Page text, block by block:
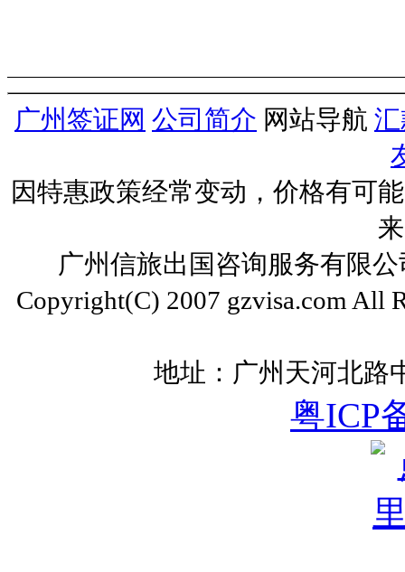
广州签证网 公司简介 网站导航
因特惠政策经常变动，价格有可
广州信旅出国咨询服务有限
Copyright(C) 2007 gzvisa.com All
地址：广州天河北路
粤ICP